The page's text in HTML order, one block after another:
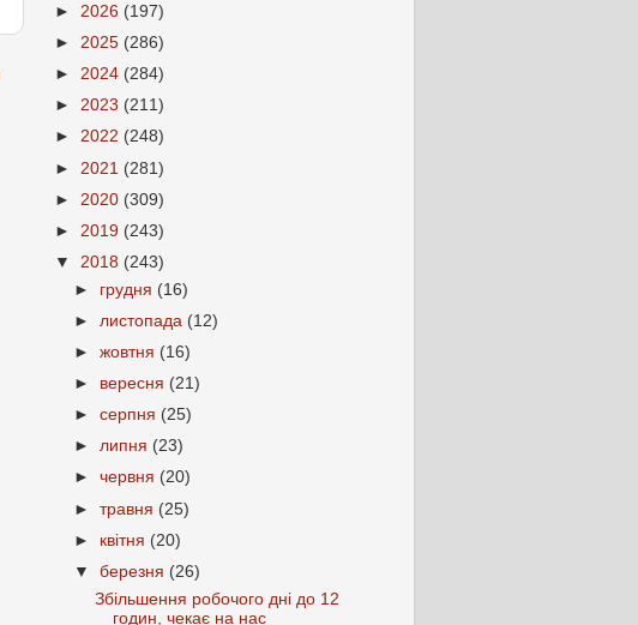
► 2026 (197)
► 2025 (286)
► 2024 (284)
► 2023 (211)
► 2022 (248)
► 2021 (281)
► 2020 (309)
► 2019 (243)
▼ 2018 (243)
► грудня (16)
► листопада (12)
►жовтня (16)
► вересня (21)
►серпня (25)
►липня (23)
►червня (20)
►травня (25)
► квітня (20)
▼березня (26)
Збільшення робочого дні до 12
годин, чекає на нас